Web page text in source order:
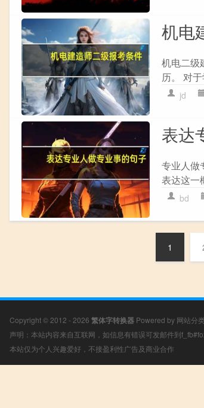
机电
机电二级
历。 对
jd
表达
专业人做
表达这一
bd
1
Copyright © 2012 - 2026 繁体字转换器 Powered by 网站分
声明：本站内容来自互联网，如信息有错误可发邮件到
本站仅为个人兴趣爱好，不接盈利性广告及商业合作